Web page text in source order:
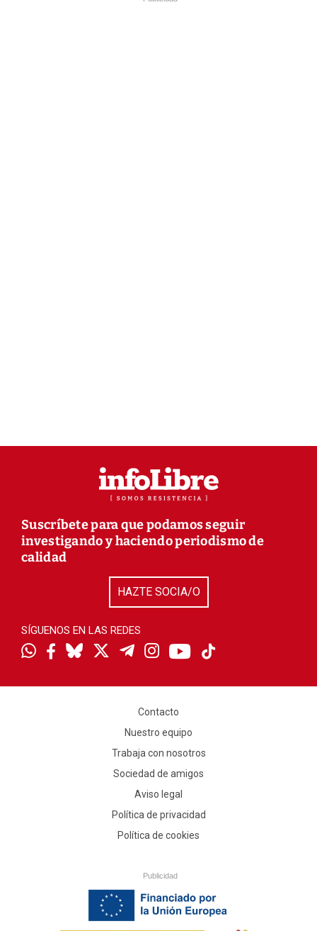
Suscríbete para que podamos seguir
investigando y haciendo periodismo de
calidad
HAZTE SOCIA/O
SÍGUENOS EN LAS REDES
Contacto
Nuestro equipo
Trabaja con nosotros
Sociedad de amigos
Aviso legal
Política de privacidad
Política de cookies
Publicidad